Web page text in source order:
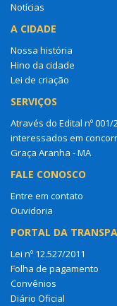
Notícias
A CIDADE
Nossa história
Hino da cidade
Lei de criação
SERVIÇOS
Através do Edital nº
interessados em
Graça Aranha - MA
FALE CONOSCO
Entre em contato
Ouvidoria
PORTAL DA
Lei nº 12.527/2011
Folha de pagamento
Convênios
Diário Oficial